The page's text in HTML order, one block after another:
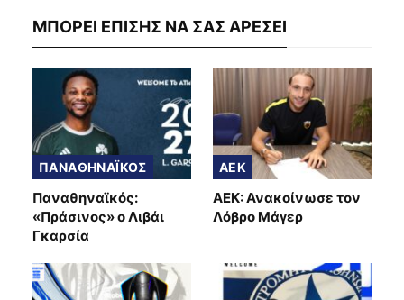
ΜΠΟΡΕΙ ΕΠΙΣΗΣ ΝΑ ΣΑΣ ΑΡΕΣΕΙ
ΠΑΝΑΘΗΝΑΪΚΟΣ
Παναθηναϊκός:
«Πράσινος» ο Λιβάι
Γκαρσία
AEK
ΑΕΚ: Ανακοίνωσε τον
Λόβρο Μάγερ